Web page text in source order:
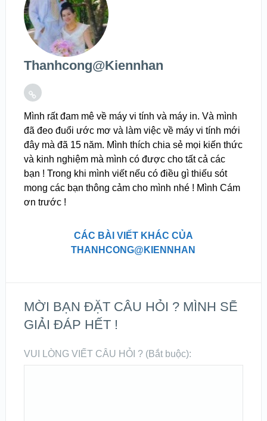
Thanhcong@kiennhan
Mình rất đam mê về máy vi tính và máy in. Và mình
đã đeo đuổi ước mơ và làm việc về máy vi tính mới
đây mà đã 15 năm. Mình thích chia sẻ mọi kiến thức
và kinh nghiệm mà mình có được cho tất cả các
bạn ! Trong khi mình viết nếu có điều gì thiếu sót
mong các bạn thông cảm cho mình nhé ! Mình Cám
ơn trước !
CÁC BÀI VIẾT KHÁC CỦA
THANHCONG@KIENNHAN
MỜI BẠN ĐẶT CÂU HỎI ? MÌNH SẼ
GIẢI ĐÁP HẾT !
VUI LÒNG VIẾT CÂU HỎI ? (Bắt buộc):